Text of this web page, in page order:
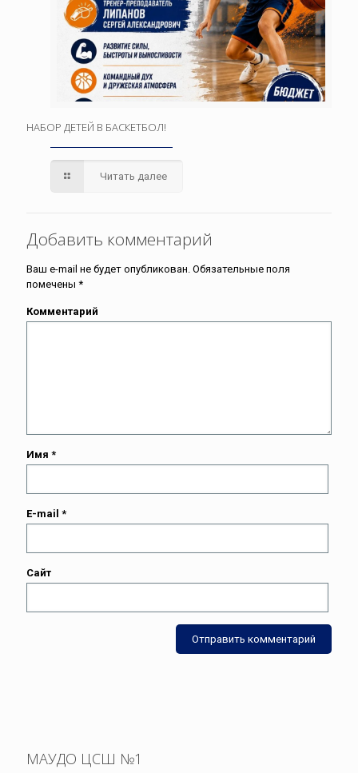
НАБОР ДЕТЕЙ В БАСКЕТБОЛ!
Читать далее
Добавить комментарий
Ваш e-mail не будет опубликован. Обязательные поля
помечены *
Комментарий
Имя *
E-mail *
Сайт
МАУДО ЦСШ №1